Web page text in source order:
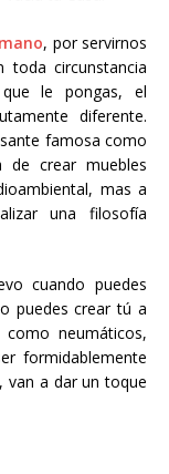
, por servirnos
circunstancia
le pongas, el
diferente.
famosa como
de crear muebles
mas a
una filosofía
cuando puedes
puedes crear tú a
neumáticos,
formidablemente
van a dar un toque